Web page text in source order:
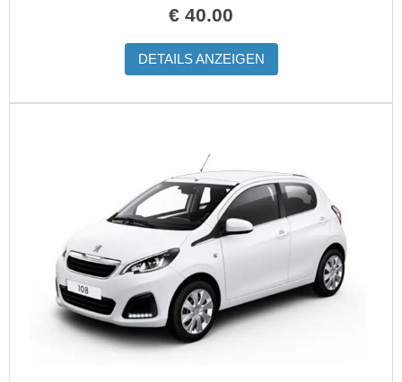
€ 40.00
DETAILS ANZEIGEN